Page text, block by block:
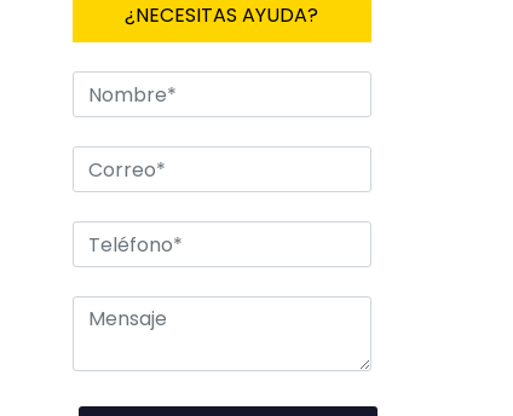
¿NECESITAS AYUDA?